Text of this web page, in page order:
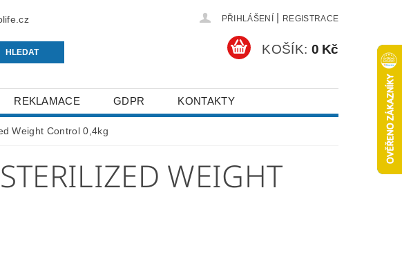
PŘIHLÁŠENÍ REGISTRACE
KOŠÍK: 0 Kč
REKLAMACE GDPR KONTAKTY
Weight Control 0,4kg
WEIGHT